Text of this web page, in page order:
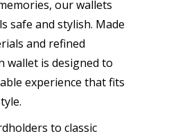
our wallets
safe and stylish. Made
and refined
wallet is designed to
experience that fits
to classic